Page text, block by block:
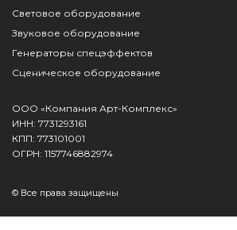
Световое оборудование
Звуковое оборудование
Генераторы спецэффектов
Сценическое оборудование
ООО «Компания Арт-Комплекс»
ИНН: 7731293161
КПП: 773101001
ОГРН: 1157746882974
© Все права защищены